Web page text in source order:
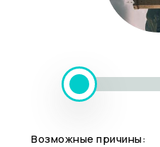
Возможные причины: